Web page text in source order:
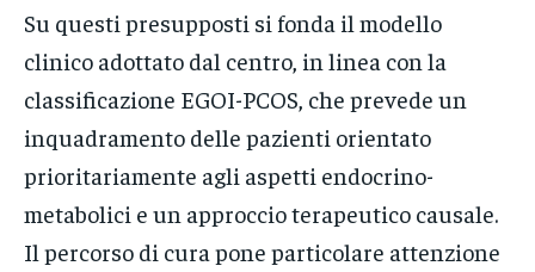
Su questi presupposti si fonda il modello
clinico adottato dal centro, in linea con la
classificazione EGOI-PCOS, che prevede un
inquadramento delle pazienti orientato
prioritariamente agli aspetti endocrino-
metabolici e un approccio terapeutico causale.
Il percorso di cura pone particolare attenzione